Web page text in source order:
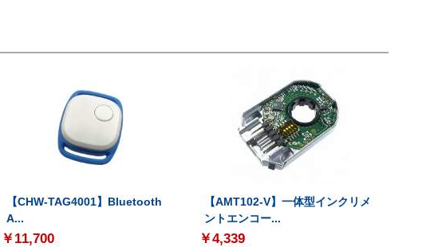
【CHW-TAG4001】Bluetooth
A...
￥11,700
【AMT102-V】一体型インクリメ
ントエンコー...
￥4,339